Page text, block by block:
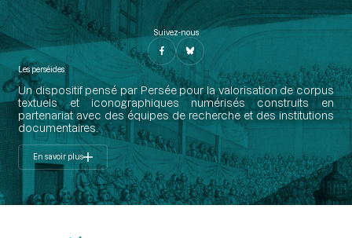
Suivez-nous
Les perséides
Un dispositif pensé par Persée pour la valorisation de corpus
textuels et iconographiques numérisés construits en
partenariat avec des équipes de recherche et des institutions
documentaires.
En savoir plus